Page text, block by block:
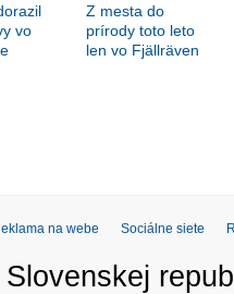
vo
Z mesta do
prírody toto leto
len vo Fjällräven
na webe Sociálne siete